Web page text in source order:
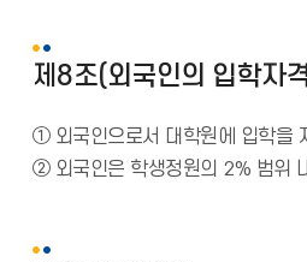
제8조(외국인의 입학자
① 외국인으로서 대학원에 입학을
② 외국인은 학생정원의 2% 범위